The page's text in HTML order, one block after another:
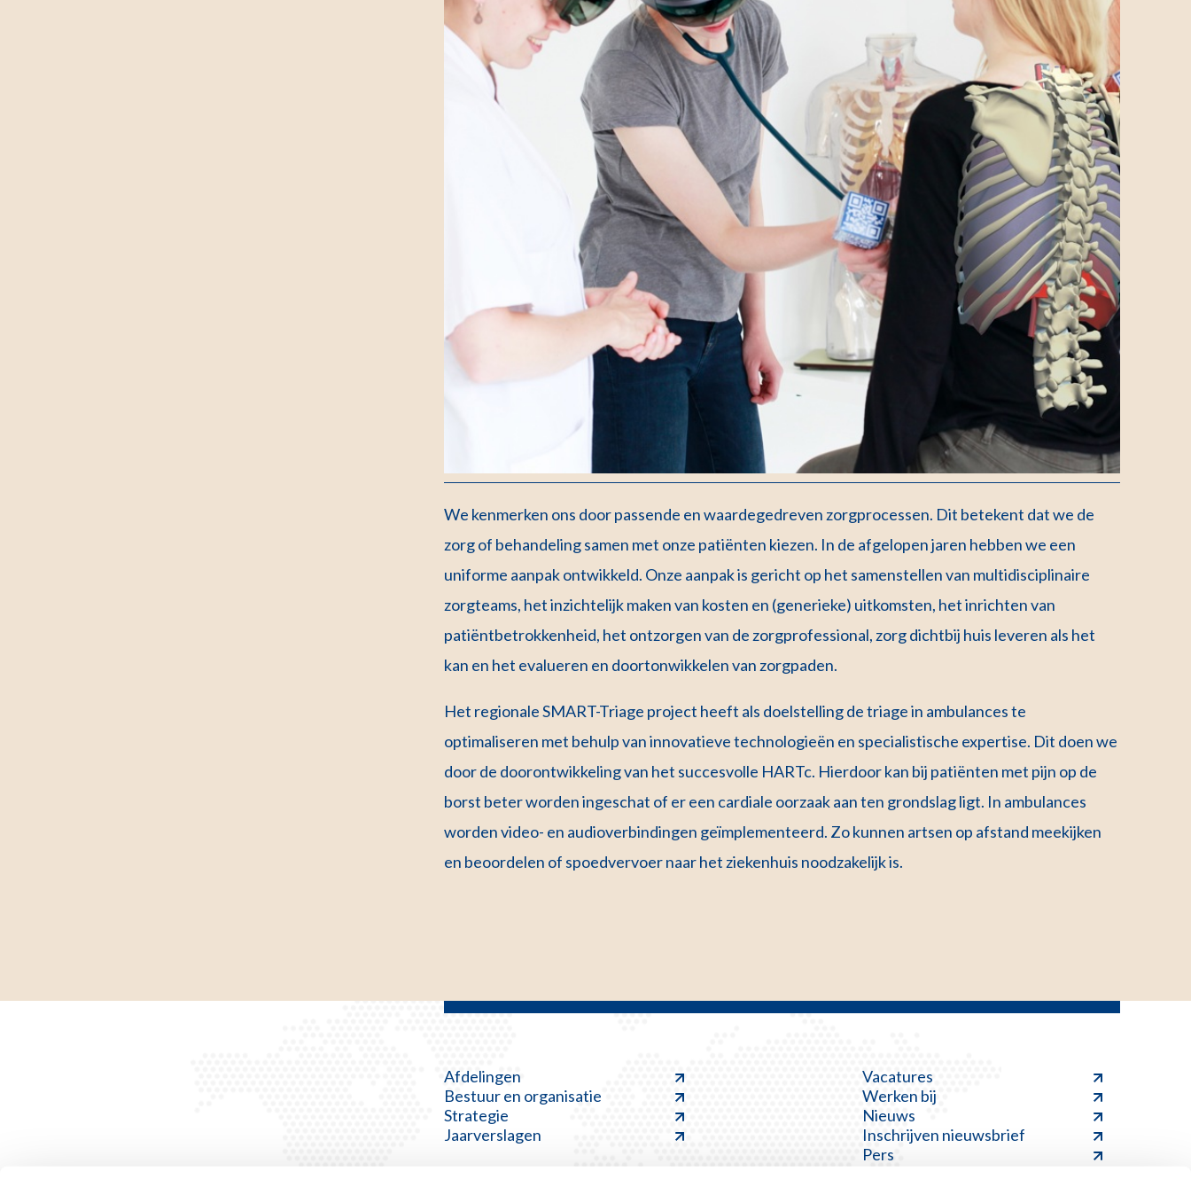
We kenmerken ons door passende en waardegedreven zorgprocessen. Dit betekent dat we de
zorg of behandeling samen met onze patiënten kiezen. In de afgelopen jaren hebben we een
uniforme aanpak ontwikkeld. Onze aanpak is gericht op het samenstellen van multidisciplinaire
zorgteams, het inzichtelijk maken van kosten en (generieke) uitkomsten, het inrichten van
patiëntbetrokkenheid, het ontzorgen van de zorgprofessional, zorg dichtbij huis leveren als het
kan en het evalueren en doortonwikkelen van zorgpaden.
Het regionale SMART-Triage project heeft als doelstelling de triage in ambulances te
optimaliseren met behulp van innovatieve technologieën en specialistische expertise. Dit doen we
door de doorontwikkeling van het succesvolle HARTc. Hierdoor kan bij patiënten met pijn op de
borst beter worden ingeschat of er een cardiale oorzaak aan ten grondslag ligt. In ambulances
worden video- en audioverbindingen geïmplementeerd. Zo kunnen artsen op afstand meekijken
en beoordelen of spoedvervoer naar het ziekenhuis noodzakelijk is.
Afdelingen
Bestuur en organisatie
Strategie
Jaarverslagen
Vacatures
Werken bij
Nieuws
Inschrijven nieuwsbrief
Pers